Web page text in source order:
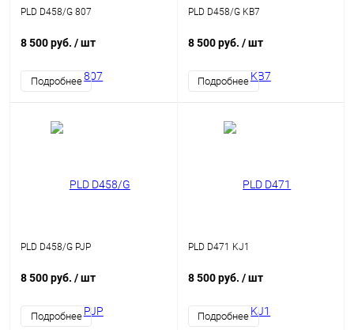
PLD D458/G 807
8 500 руб. / шт
Подробнее
PLD D458/G KB7
8 500 руб. / шт
Подробнее
PLD D458/G PJP
8 500 руб. / шт
Подробнее
PLD D471 KJ1
8 500 руб. / шт
Подробнее